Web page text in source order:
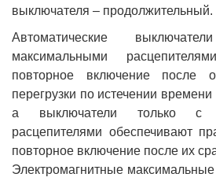
выключателя – продолжительный.
Автоматические
максимальными
повторное включение после
перегрузки по истечении
а выключатели только с
расцепителями обеспечивают
повторное включение после их
Электромагнитные